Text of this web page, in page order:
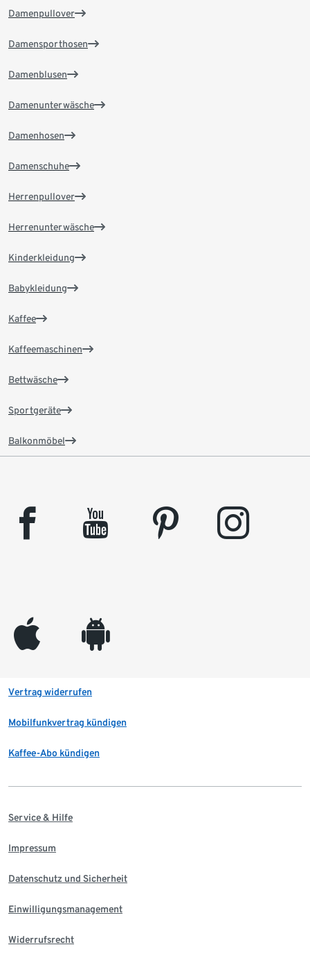
Damenpullover
Damensporthosen
Damenblusen
Damenunterwäsche
Damenhosen
Damenschuhe
Herrenpullover
Herrenunterwäsche
Kinderkleidung
Babykleidung
Kaffee
Kaffeemaschinen
Bettwäsche
Sportgeräte
Balkonmöbel
facebook youtube pinterest instagram
appleinc android
Vertrag widerrufen
Mobilfunkvertrag kündigen
Kaffee-Abo kündigen
Service & Hilfe
Impressum
Datenschutz und Sicherheit
Einwilligungsmanagement
Widerrufsrecht